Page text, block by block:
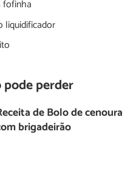
fofinha
liquidificador
pode perder
de Bolo de cenoura
brigadeirão